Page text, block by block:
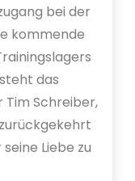
bei der
kommende
das
Schreiber,
Liebe zu